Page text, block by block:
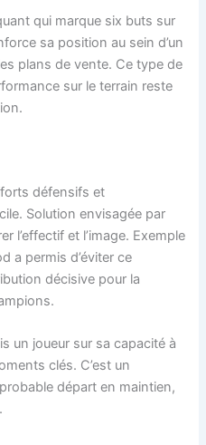
qui marque six buts sur
sa position au sein d’un
plans de vente. Ce type de
sur le terrain reste
défensifs et
Solution envisagée par
l’effectif et l’image. Exemple
a permis d’éviter ce
décisive pour la
un joueur sur sa capacité à
clés. C’est un
départ en maintien,